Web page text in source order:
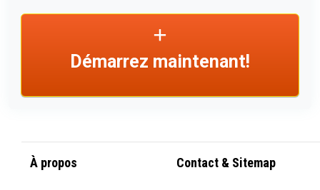
Démarrez maintenant!
À propos Contact & Sitemap